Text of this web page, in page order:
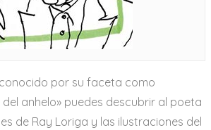
por su faceta como
del anhelo» puedes descubrir al poeta
de Ray Loriga y las ilustraciones del